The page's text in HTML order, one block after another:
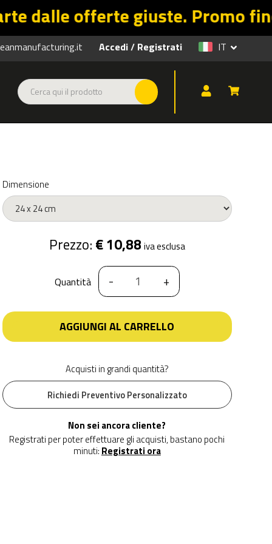
giuste. Promo fino al 31/
Accedi/ Registrati IT
Dimensione
Prezzo: € 10,88 iva esclusa
Quantità - +
AGGIUNGI AL CARRELLO
Acquisti in grandi quantità?
Richiedi Preventivo Personalizzato
Non sei ancora cliente?
Registrati per poter effettuare gli acquisti, bastano pochi
minuti: Registrati ora